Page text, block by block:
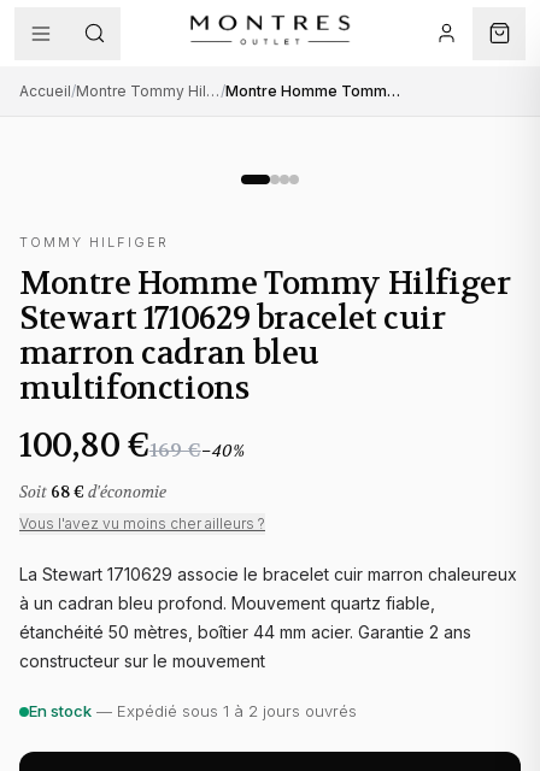
Accueil/ Montre Tommy Hilfiger homme/ Montre Homme Tommy Hilfiger Stewart 1710629 bracelet cuir marron cadran bleu multifonctions
TOMMY HILFIGER
Montre Homme Tommy Hilfiger
Stewart 1710629 bracelet cuir
marron cadran bleu
multifonctions
100,80 €169 €−40%
Soit 68 € d'économie
Vous l'avez vu moins cher ailleurs ?
La Stewart 1710629 associe le bracelet cuir marron chaleureux
à un cadran bleu profond. Mouvement quartz fiable,
étanchéité 50 mètres, boîtier 44 mm acier. Garantie 2 ans
constructeur sur le mouvement
En stock — Expédié sous 1 à 2 jours ouvrés